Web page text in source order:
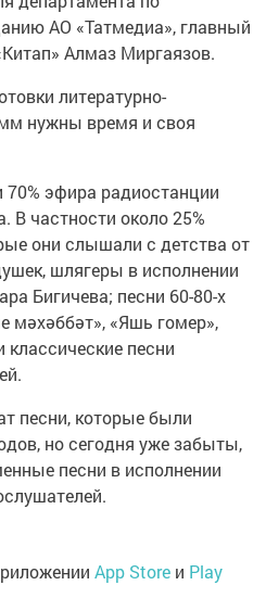
АО «Татмедиа», главный
Алмаз Миргаязов.
литературно-
нужны время и своя
эфира радиостанции
В частности около 25%
они слышали с детства от
шлягеры в исполнении
Бигичева; песни 60-80-х
мәхәббәт», «Яшь гомер»,
песни
песни, которые были
но сегодня уже забыты,
песни в исполнении
App Store и Play